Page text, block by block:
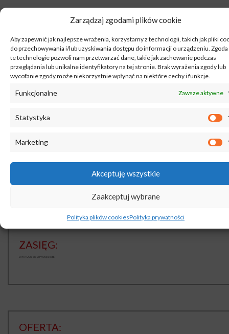
Zarządzaj zgodami plików cookie
Aby zapewnić jak najlepsze wrażenia, korzystamy z technologii, takich jak pliki
do przechowywania i/lub uzyskiwania dostępu do informacji o urządzeniu. Zgoda
te technologie pozwoli nam przetwarzać dane, takie jak zachowanie podczas
przeglądania lub unikalne identyfikatory na tej stronie. Brak wyrażenia zgody lub
wycofanie zgody może niekorzystnie wpłynąć na niektóre cechy i funkcje.
Funkcjonalne Zawsze aktywne
Statystyka
Marketing
Akceptuję wszystkie
Zaakceptuj wybrane
Polityka plików cookiesPolityka prywatności
CZYM SĄ RURY STALOWE?
Rury stalowe to jeden z gotowych wyrobów
są jednym z profili stalowych zamkniętych.
rozmaitych wersjach, tak jak surowej
wykorzystać w pracach instalacyjnych, np.
użytkowej, bądź instalacji hydrologicznej. Rury
pomalowanych sztangach na rozmiar, które
wykorzystywane jako słupki ogrodzeniowe. Rury
o większych średnicach możesz użyć jako stalowe
podpierające, np. poprzeczkę żelbetową lub sufit.
ZASIĘG:
var5-tOUrasYaycrWU0p15s8E
OFERTA: